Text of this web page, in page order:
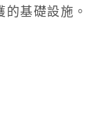
基礎設施。